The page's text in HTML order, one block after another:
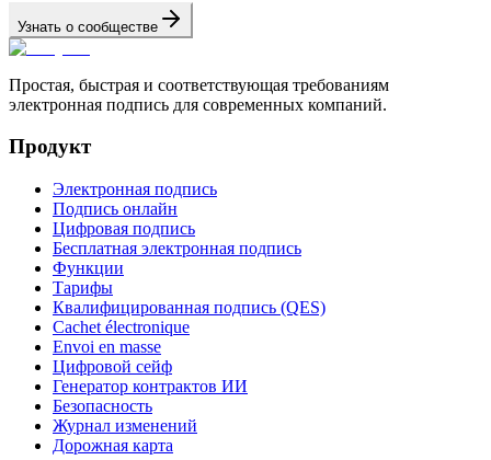
Узнать о сообществе
Простая, быстрая и соответствующая требованиям
электронная подпись для современных компаний.
Продукт
Электронная подпись
Подпись онлайн
Цифровая подпись
Бесплатная электронная подпись
Функции
Тарифы
Квалифицированная подпись (QES)
Cachet électronique
Envoi en masse
Цифровой сейф
Генератор контрактов ИИ
Безопасность
Журнал изменений
Дорожная карта